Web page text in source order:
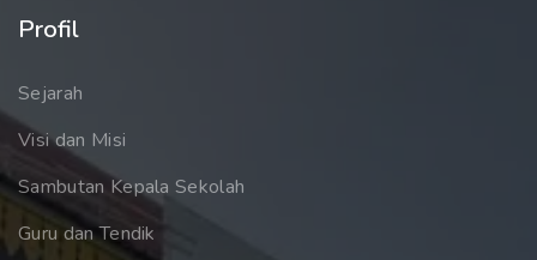
Profil
Sejarah
Visi dan Misi
Sambutan Kepala Sekolah
Guru dan Tendik